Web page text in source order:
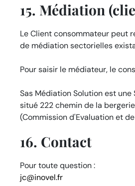
15. Médiation
Le Client consommateur peut
de médiation sectorielles
Pour saisir le médiateur, le
Sas Médiation Solution est
situé 222 chemin de la
(Commission d'Evaluation et
16. Contact
Pour toute question :
jc@inovel.fr